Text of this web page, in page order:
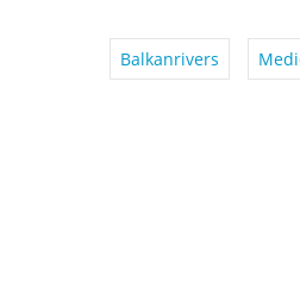
Balkanrivers